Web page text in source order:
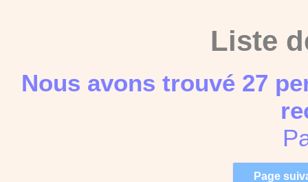
Liste
Nous avons trouvé 27